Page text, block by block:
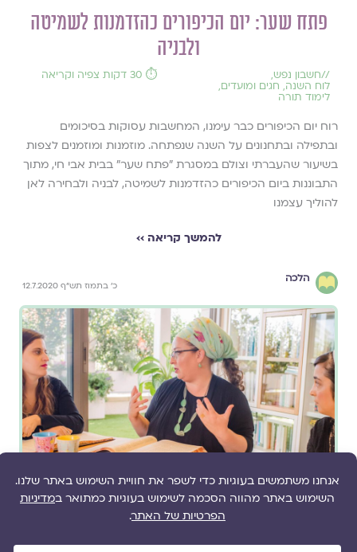
פתח שער: יום הכיפורים כהזדמנות לשמיטה
ולבניה
//חשבון נפש,
לוח השנה, חגים ומועדים,
לימוד תורה
⏱️ 30 דקות צפיה וקריאה
רוח יום הכיפורים כבר עימנו, המחשבות עסוקות בסיכומים
ובתפילה ובתחנונים על השנה שנפתחה. מוזמנות ומוזמנים לצפות
בשיעור שהעברתי וצולם במסגרת ״פתח שער״ בבית אבי חי, מתוך
התבוננות ביום הכיפורים כהזדמנות לשמיטה, לבניה ולבחירה לאן
להוליך עצמנו
להמשך קריאה ››
הלכה
כ' בתמוז תש"ף 12.7.2020
מאת
בגוף ראשון, בקול שונה? להורות הלכה גם